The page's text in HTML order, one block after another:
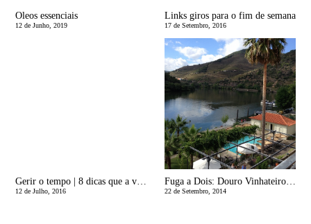
Oleos essenciais
12 de Junho, 2019
Links giros para o fim de semana
17 de Setembro, 2016
Gerir o tempo | 8 dicas que a vÃ£o ajudar!
12 de Julho, 2016
Fuga a Dois: Douro Vinhateiro e Douro Wine Fest
22 de Setembro, 2014